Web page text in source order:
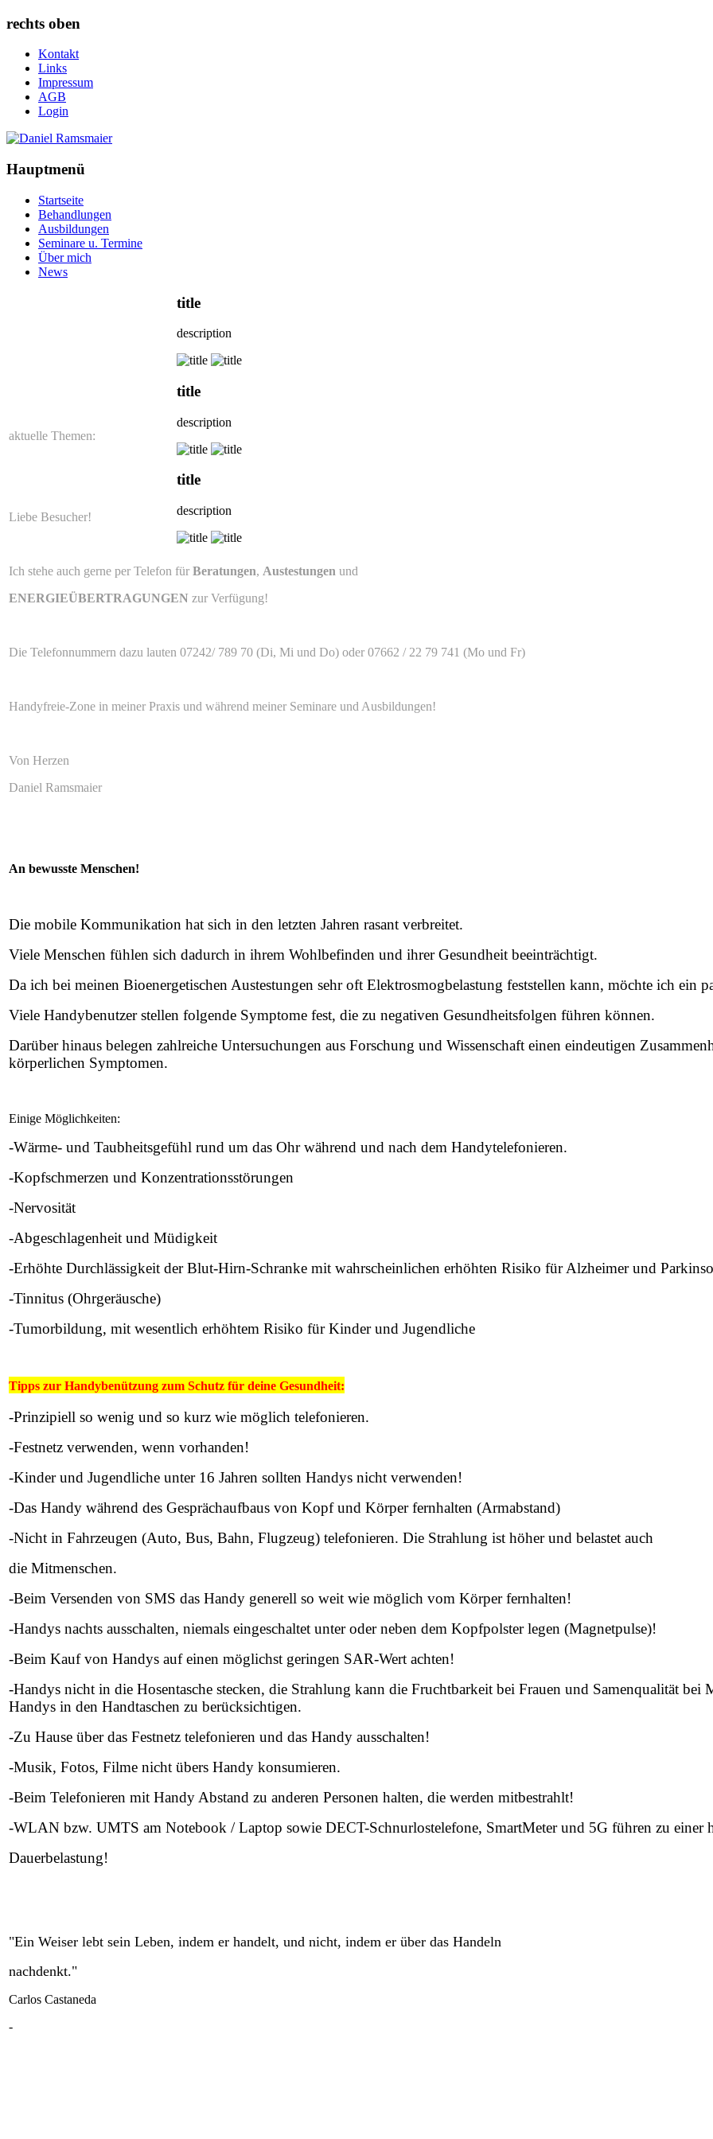
rechts oben
Kontakt
Links
Impressum
AGB
Login
Hauptmenü
Startseite
Behandlungen
Ausbildungen
Seminare u. Termine
Über mich
News
title
description
title
description
title
description
aktuelle Themen:
Liebe Besucher!
Ich stehe auch gerne per Telefon für Beratungen, Austestungen und
ENERGIEÜBERTRAGUNGEN zur Verfügung!
Die Telefonnummern dazu lauten 07242/ 789 70 (Di, Mi und Do) oder 07662 / 22 79 741 (Mo und Fr)
Handyfreie-Zone in meiner Praxis und während meiner Seminare und Ausbildungen!
Von Herzen
Daniel Ramsmaier
An bewusste Menschen!
Die mobile Kommunikation hat sich in den letzten Jahren rasant verbreitet.
Viele Menschen fühlen sich dadurch in ihrem Wohlbefinden und ihrer Gesundheit beeinträchtigt.
Da ich bei meinen Bioenergetischen Austestungen sehr oft Elektrosmogbelastung feststellen kann, möchte ich ein
Viele Handybenutzer stellen folgende Symptome fest, die zu negativen Gesundheitsfolgen führen können.
Darüber hinaus belegen zahlreiche Untersuchungen aus Forschung und Wissenschaft einen eindeutigen
körperlichen Symptomen.
Einige Möglichkeiten:
-Wärme- und Taubheitsgefühl rund um das Ohr während und nach dem Handytelefonieren.
-Kopfschmerzen und Konzentrationsstörungen
-Nervosität
-Abgeschlagenheit und Müdigkeit
-Erhöhte Durchlässigkeit der Blut-Hirn-Schranke mit wahrscheinlichen erhöhten Risiko für Alzheimer und
-Tinnitus (Ohrgeräusche)
-Tumorbildung, mit wesentlich erhöhtem Risiko für Kinder und Jugendliche
Tipps zur Handybenützung zum Schutz für deine Gesundheit:
-Prinzipiell so wenig und so kurz wie möglich telefonieren.
-Festnetz verwenden, wenn vorhanden!
-Kinder und Jugendliche unter 16 Jahren sollten Handys nicht verwenden!
-Das Handy während des Gesprächaufbaus von Kopf und Körper fernhalten (Armabstand)
-Nicht in Fahrzeugen (Auto, Bus, Bahn, Flugzeug) telefonieren. Die Strahlung ist höher und belastet auch
die Mitmenschen.
-Beim Versenden von SMS das Handy generell so weit wie möglich vom Körper fernhalten!
-Handys nachts ausschalten, niemals eingeschaltet unter oder neben dem Kopfpolster legen (Magnetpulse)!
-Beim Kauf von Handys auf einen möglichst geringen SAR-Wert achten!
-Handys nicht in die Hosentasche stecken, die Strahlung kann die Fruchtbarkeit bei Frauen und Samenqualität bei
Handys in den Handtaschen zu berücksichtigen.
-Zu Hause über das Festnetz telefonieren und das Handy ausschalten!
-Musik, Fotos, Filme nicht übers Handy konsumieren.
-Beim Telefonieren mit Handy Abstand zu anderen Personen halten, die werden mitbestrahlt!
-WLAN bzw. UMTS am Notebook / Laptop sowie DECT-Schnurlostelefone, SmartMeter und 5G führen zu einer
Dauerbelastung!
"Ein Weiser lebt sein Leben, indem er handelt, und nicht, indem er über das Handeln
nachdenkt."
Carlos Castaneda
-